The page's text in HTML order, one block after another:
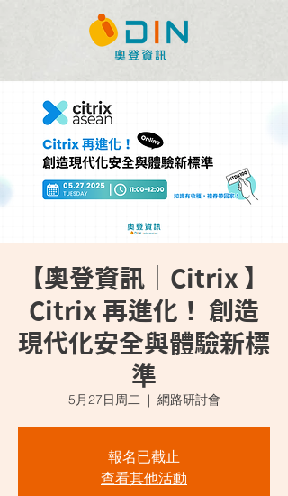
【奧登資訊｜Citrix 】
Citrix 再進化！ 創造
現代化安全與體驗新標
準
5月27日周二
  |
網路研討會
報名已截止
查看其他活動